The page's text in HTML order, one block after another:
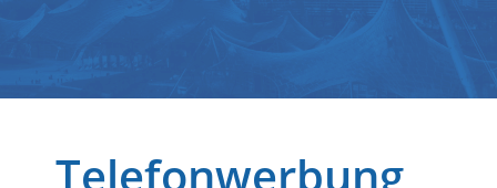
Telefonwerbung